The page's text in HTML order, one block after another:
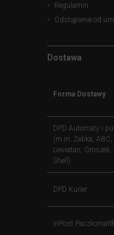
Regulamin
Odstąpienie od
Dostawa
Forma Dostawy
DPD Automaty i
(m.in. Żabka, ABC,
Lewiatan, Groszek,
Shell)
DPD Kurier
InPost